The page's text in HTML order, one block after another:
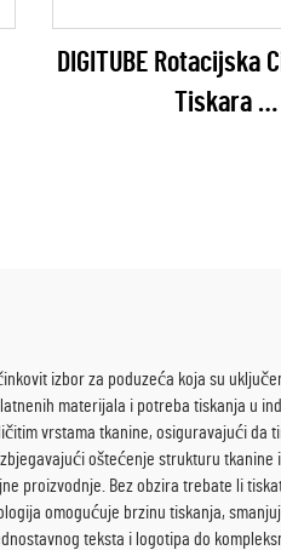
DIGITUBE Rotacijska
Tiskara
izbor za poduzeća koja su
materijala i potreba tiskanja u
vrstama tkanine, osiguravajući
oštećenje strukturu
proizvodnje. Bez obzira trebate li
omogućuje brzinu tiskanja,
teksta i logotipa do